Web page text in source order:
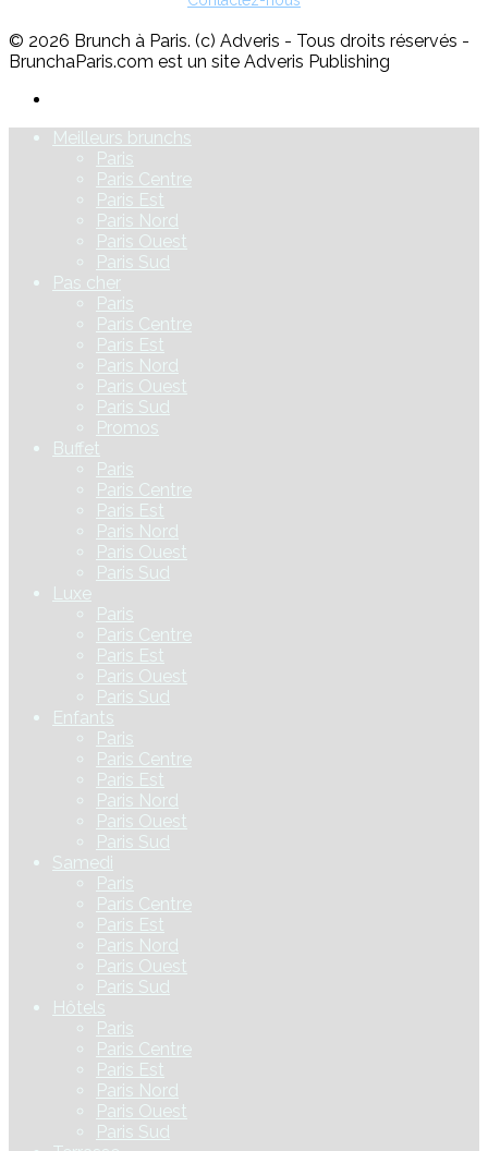
© 2026 Brunch à Paris. (c) Adveris - Tous droits réservés -
BrunchaParis.com est un site Adveris Publishing
Meilleurs brunchs
Paris
Paris Centre
Paris Est
Paris Nord
Paris Ouest
Paris Sud
Pas cher
Paris
Paris Centre
Paris Est
Paris Nord
Paris Ouest
Paris Sud
Promos
Buffet
Paris
Paris Centre
Paris Est
Paris Nord
Paris Ouest
Paris Sud
Luxe
Paris
Paris Centre
Paris Est
Paris Ouest
Paris Sud
Enfants
Paris
Paris Centre
Paris Est
Paris Nord
Paris Ouest
Paris Sud
Samedi
Paris
Paris Centre
Paris Est
Paris Nord
Paris Ouest
Paris Sud
Hôtels
Paris
Paris Centre
Paris Est
Paris Nord
Paris Ouest
Paris Sud